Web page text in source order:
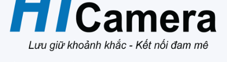
Cardo PACKTALK EDGE sử dụng hệ thống liên lạc nội
bộ dành cho xe máy tốt nhất thế giới